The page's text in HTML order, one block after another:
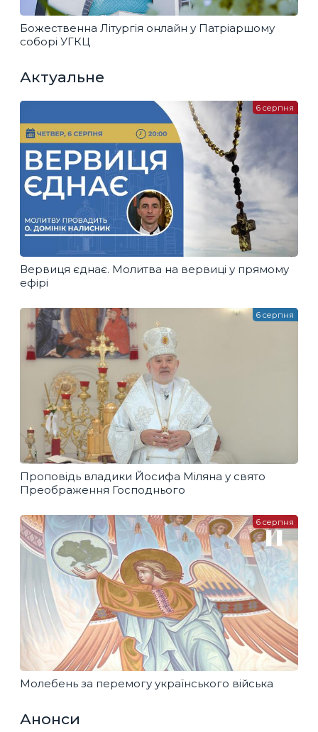
Божественна Літургія онлайн у Патріаршому
соборі УГКЦ
Актуальне
Вервиця єднає. Молитва на вервиці у прямому
ефірі
6 серпня
Проповідь владики Йосифа Міляна у свято
Преображення Господнього
6 серпня
Молебень за перемогу українського війська
6 серпня
Анонси